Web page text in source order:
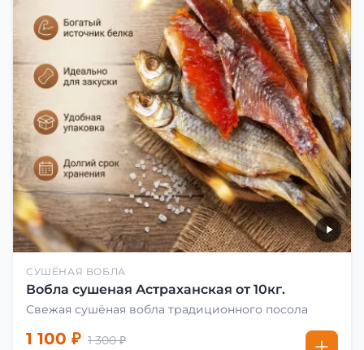
СУШЁНАЯ ВОБЛА
Вобла сушеная Астраханская от 10кг.
Свежая сушёная вобла традиционного посола
1 100 ₽ 1 300 ₽